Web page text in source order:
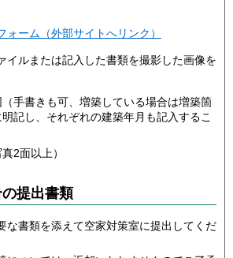
ォーム（外部サイトへリンク）
イルまたは記入した書類を撮影した画像を
（手書きも可、増築している場合は増築箇
記し、それぞれの建築年月も記入するこ
2面以上）
提出書類
な書類を添えて空家対策室に提出してくだ